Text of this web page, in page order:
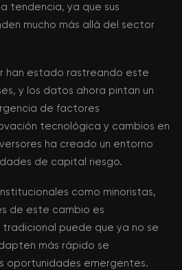
tendencia, ya que sus
mucho más allá del sector
han estado rastreando este
y los datos ahora pintan un
de factores
tecnológica y cambios en
ha creado un entorno
de capital riesgo.
como minoristas,
de este cambio es
tradicional puede que ya no se
más rápido se
oportunidades emergentes.